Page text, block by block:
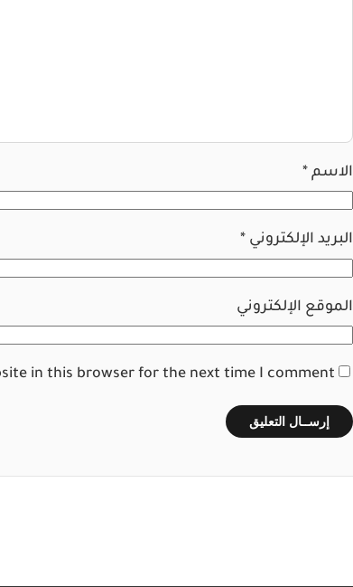
الاسم *
البريد الإلكتروني *
الموقع الإلكتروني
in this browser for the next time I comment.